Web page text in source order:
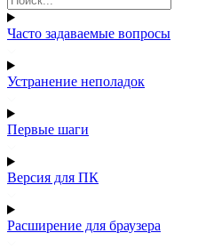
Часто задаваемые вопросы
Устранение неполадок
Первые шаги
Версия для ПК
Расширение для браузера